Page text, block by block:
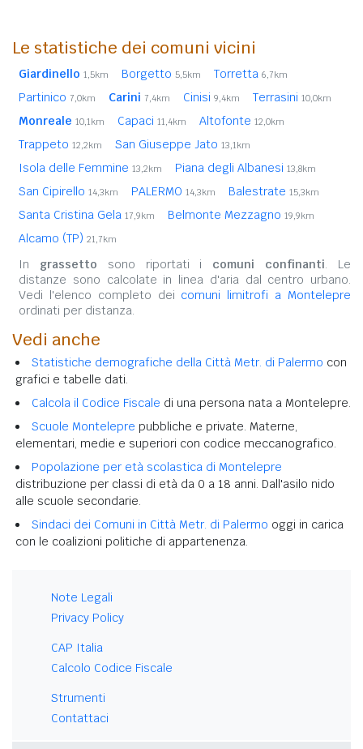
Le statistiche dei comuni vicini
Giardinello 1,5km Borgetto 5,5km Torretta 6,7km
Partinico 7,0km Carini 7,4km Cinisi 9,4km Terrasini 10,0km
Monreale 10,1km Capaci 11,4km Altofonte 12,0km
Trappeto 12,2km San Giuseppe Jato 13,1km
Isola delle Femmine 13,2km Piana degli Albanesi 13,8km
San Cipirello 14,3km PALERMO 14,3km Balestrate 15,3km
Santa Cristina Gela 17,9km Belmonte Mezzagno 19,9km
Alcamo (TP) 21,7km
In grassetto sono riportati i comuni confinanti. Le
distanze sono calcolate in linea d'aria dal centro urbano.
Vedi l'elenco completo dei comuni limitrofi a Montelepre
ordinati per distanza.
Vedi anche
Statistiche demografiche della Città Metr. di Palermo con
grafici e tabelle dati.
Calcola il Codice Fiscale di una persona nata a Montelepre.
Scuole Montelepre pubbliche e private. Materne,
elementari, medie e superiori con codice meccanografico.
Popolazione per età scolastica di Montelepre
distribuzione per classi di età da 0 a 18 anni. Dall'asilo nido
alle scuole secondarie.
Sindaci dei Comuni in Città Metr. di Palermo oggi in carica
con le coalizioni politiche di appartenenza.
Note Legali
Privacy Policy
CAP Italia
Calcolo Codice Fiscale
Strumenti
Contattaci